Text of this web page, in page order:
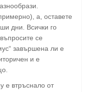
а, оставете
дни. Всички го
се
завършена ли е
и е
е втръснало от